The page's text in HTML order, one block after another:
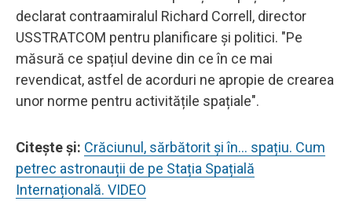
declarat contraamiralul Richard Correll, director
USSTRATCOM pentru planificare și politici. "Pe
măsură ce spațiul devine din ce în ce mai
revendicat, astfel de acorduri ne apropie de crearea
unor norme pentru activitățile spațiale".
Citeşte şi: Crăciunul, sărbătorit și în... spațiu. Cum
petrec astronauții de pe Stația Spațială
Internațională. VIDEO